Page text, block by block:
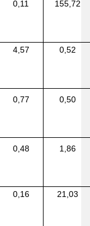
0,11 155,72
4,57 0,52
0,77 0,50
0,48 1,86
0,16 21,03